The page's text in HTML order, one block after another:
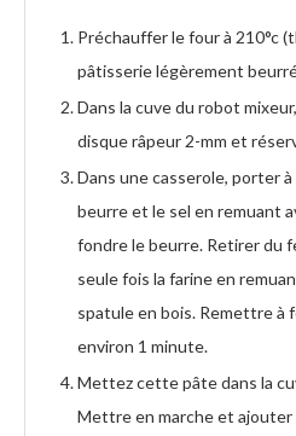
Préchauffer le four à 210°c
pâtisserie légèrement
Dans la cuve du robot
disque râpeur 2-mm et
Dans une casserole, porter à
beurre et le sel en remuant
fondre le beurre. Retirer du
seule fois la farine en
spatule en bois. Remettre à
environ 1 minute.
Mettez cette pâte dans la
Mettre en marche et